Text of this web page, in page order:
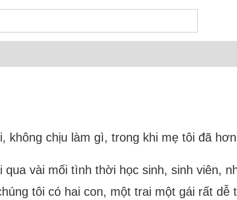
chịu làm gì, trong khi mẹ tôi đã
vài mối tình thời học sinh, sinh viên,
tôi có hai con, một trai một gái rất dễ